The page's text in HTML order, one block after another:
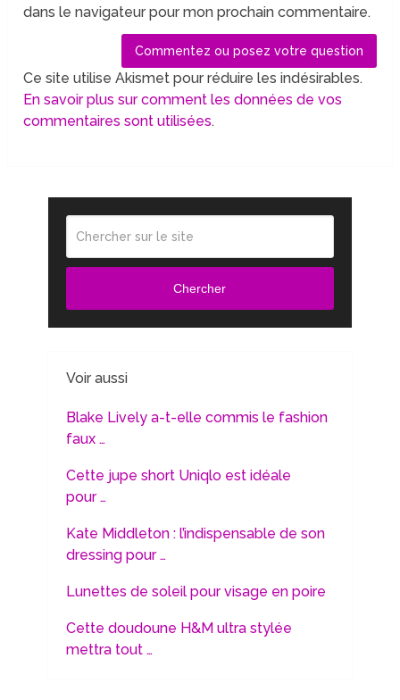
dans le navigateur pour mon prochain commentaire.
Ce site utilise Akismet pour réduire les indésirables.
En savoir plus sur comment les données de vos
commentaires sont utilisées.
Chercher
Voir aussi
Blake Lively a-t-elle commis le fashion
faux …
Cette jupe short Uniqlo est idéale
pour …
Kate Middleton : l’indispensable de son
dressing pour …
Lunettes de soleil pour visage en poire
Cette doudoune H&M ultra stylée
mettra tout …